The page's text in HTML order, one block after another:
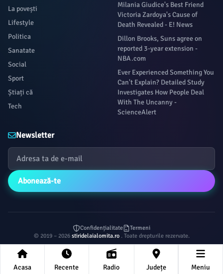
La povești
Lifestyle
Politica
Sanatate
Social
Sport
Știați că
Tech
Milania Giudice's Best Friend
Victoria Zardoya's Cause of
Death Revealed - E! News
Dillon Brooks, Suns agree on
reported 3-year extension -
NBA.com
Ever Experienced Something You
Can't Explain? Detailed Study
Investigates How People Deal
With The Uncanny -
ScienceAlert
Newsletter
Abonează-te
Confidențialitate
Termeni
© 2019 – 2026 stiridelaialomita.ro . Toate drepturile rezervate.
Acasa Recente Radio Județe Meniu